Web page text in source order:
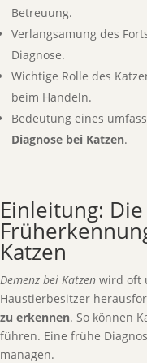
Betreuung.
Verlangsamung des
Diagnose.
Wichtige Rolle des
beim Handeln.
Bedeutung eines
Diagnose bei Katzen.
Einleitung:
Katzen
Demenz bei Katzen wird oft
Haustierbesitzer
zu erkennen. So können
führen. Eine frühe
managen.